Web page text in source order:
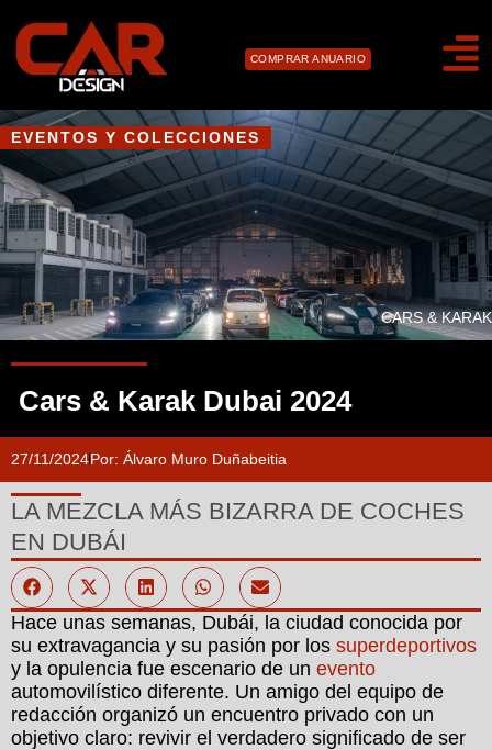
COMPRAR ANUARIO
EVENTOS Y COLECCIONES
CARS & KARAK
Cars & Karak Dubai 2024
27/11/2024Por: Álvaro Muro Duñabeitia
LA MEZCLA MÁS BIZARRA DE COCHES
EN DUBÁI
Hace unas semanas, Dubái, la ciudad conocida por
su extravagancia y su pasión por los superdeportivos
y la opulencia fue escenario de un evento
automovilístico diferente. Un amigo del equipo de
redacción organizó un encuentro privado con un
objetivo claro: revivir el verdadero significado de ser